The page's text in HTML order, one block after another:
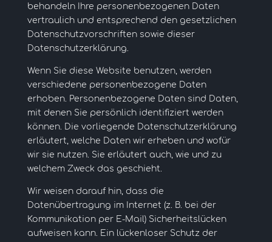
behandeln Ihre personenbezogenen Daten
vertraulich und entsprechend den gesetzlichen
Datenschutzvorschriften sowie dieser
Datenschutzerklärung.
Wenn Sie diese Website benutzen, werden
verschiedene personenbezogene Daten
erhoben. Personenbezogene Daten sind Daten,
mit denen Sie persönlich identifiziert werden
können. Die vorliegende Datenschutzerklärung
erläutert, welche Daten wir erheben und wofür
wir sie nutzen. Sie erläutert auch, wie und zu
welchem Zweck das geschieht.
Wir weisen darauf hin, dass die
Datenübertragung im Internet (z. B. bei der
Kommunikation per E-Mail) Sicherheitslücken
aufweisen kann. Ein lückenloser Schutz der